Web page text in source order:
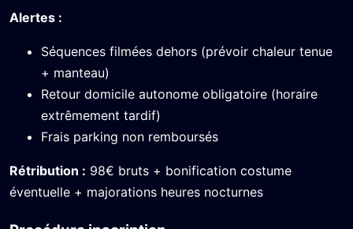
Alertes :
Séquences filmées dehors (prévoir chaleur tenue
+ manteau)
Retour domicile autonome obligatoire (horaire
extrêmement tardif)
Frais parking non remboursés
Rétribution : 98€ bruts + bonification costume
éventuelle + majorations heures nocturnes